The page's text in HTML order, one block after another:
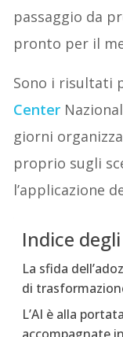
passaggio da
pronto per il
Sono i risultati
Center
giorni
proprio sugli
l’applicazione
Indice
La sfida
di
L’AI è alla